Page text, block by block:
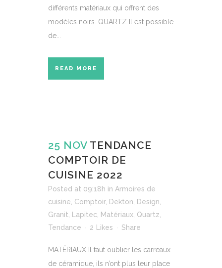
différents matériaux qui offrent des
modèles noirs. QUARTZ Il est possible
de...
READ MORE
25 NOV TENDANCE
COMPTOIR DE
CUISINE 2022
Posted at 09:18h in Armoires de
cuisine Comptoir, Dekton Design
Granit
Lapitec Matériaux Quartz
Tendance
2 Likes Share
MATÉRIAUX Il faut oublier les carreaux
de céramique, ils n’ont plus leur place